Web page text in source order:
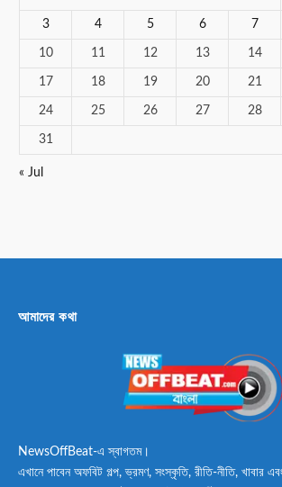
3 4 5 6 7
10 11 12 13 14
17 18 19 20 21
24 25 26 27 28
31
« Jul
আমাদের কথা
NewsOffBeat-এ স্বাগতম।
এখানে পাবেন অফবিট গল্প, ভ্রমণ, সংস্কৃতি, রীতি-নীতি, খাবার